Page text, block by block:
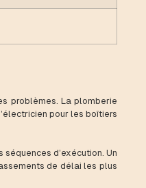
problèmes. La plomberie
pour les boîtiers
d’exécution. Un
de délai les plus